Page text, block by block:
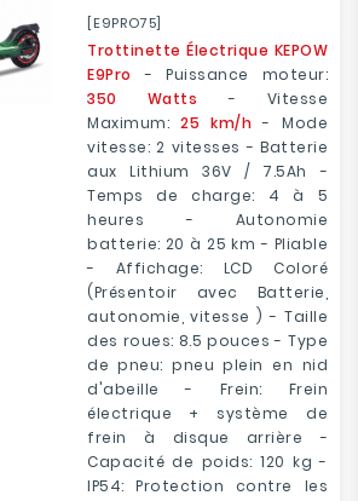
[E9PRO75]
Trottinette Électrique KEPOW
E9Pro - Puissance moteur:
350 Watts - Vitesse
Maximum:25 km/h - Mode
vitesse: 2 vitesses - Batterie
aux Lithium 36V / 7.5Ah -
Temps de charge: 4 à 5
heures - Autonomie
batterie: 20 à 25 km - Pliable
- Affichage: LCD Coloré
(Présentoir avec Batterie,
autonomie, vitesse ) - Taille
des roues: 8.5 pouces - Type
de pneu: pneu plein en nid
d'abeille - Frein: Frein
électrique + système de
frein à disque arrière -
Capacité de poids: 120 kg -
IP54: Protection contre les